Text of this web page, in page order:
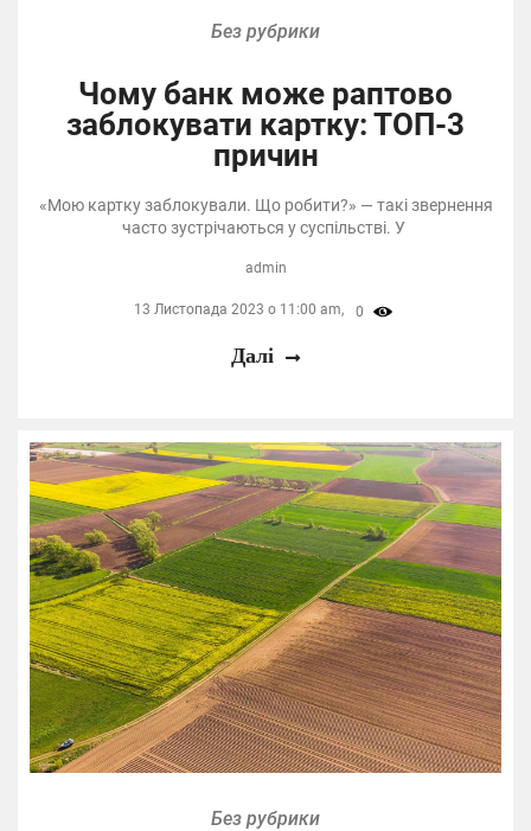
Без рубрики
Чому банк може раптово
заблокувати картку: ТОП-3
причин
«Мою картку заблокували. Що робити?» — такі звернення
часто зустрічаються у суспільстві. У
admin
13 Листопада 2023 о 11:00 am, 0
Далі
Без рубрики